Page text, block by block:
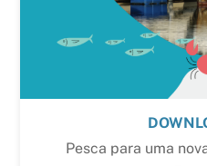
Pesca para uma